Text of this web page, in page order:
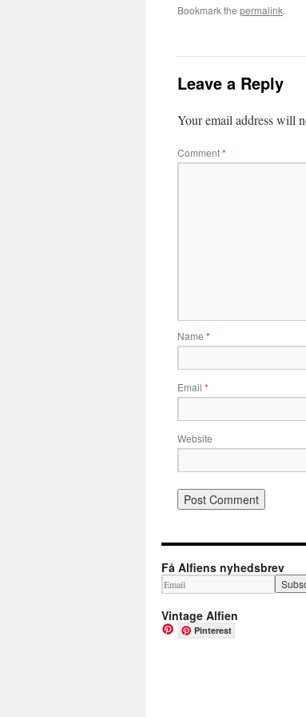
Bookmark the permalink.
Leave a Reply
Your email address will
Comment*
Name *
Email *
Website
Få Alfiens nyhedsbrev
Vintage Alfien
Pinterest